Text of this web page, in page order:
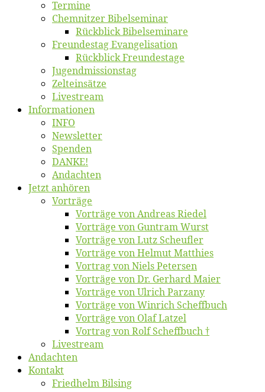
Ter­mi­ne
Chemnit­zer Bibelseminar
Rück­blick Bibelseminare
Freun­des­tag Evangelisation
Rück­blick Freundestage
Jugend­mis­sions­tag
Zelt­ein­sät­ze
Live­stream
Informatio­nen
INFO
News­let­ter
Spen­den
DANKE!
An­dach­ten
Jetzt an­hö­ren
Vor­trä­ge
Vor­trä­ge von An­dre­as Riedel
Vor­trä­ge von Gun­tram Wurst
Vor­trä­ge von Lutz Scheufler
Vor­trä­ge von Hel­mut Matthies
Vor­trag von Niels Petersen
Vor­trä­ge von Dr. Ger­hard Maier
Vor­trä­ge von Ul­rich Parzany
Vor­trä­ge von Win­rich Scheffbuch
Vor­trä­ge von Olaf Latzel
Vor­trag von Rolf Scheffbuch †
Live­stream
An­dach­ten
Kon­takt
Fried­helm Bilsing